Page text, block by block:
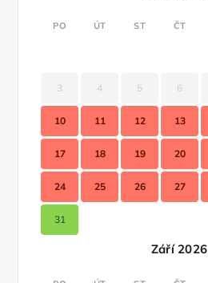
PO ÚT ST ČT
3 4 5 6
10 11 12 13
17 18 19 20
24 25 26 27
31
Září 2026